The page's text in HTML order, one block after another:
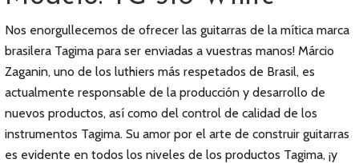
Nos enorgullecemos de ofrecer las guitarras de la mítica marca
brasilera Tagima para ser enviadas a vuestras manos! Márcio
Zaganin, uno de los luthiers más respetados de Brasil, es
actualmente responsable de la producción y desarrollo de
nuevos productos, así como del control de calidad de los
instrumentos Tagima. Su amor por el arte de construir guitarras
es evidente en todos los niveles de los productos Tagima, ¡y